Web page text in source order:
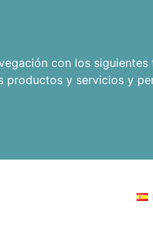
con los siguientes
productos y servicios y